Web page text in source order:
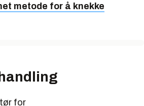
metode for å knekke
for